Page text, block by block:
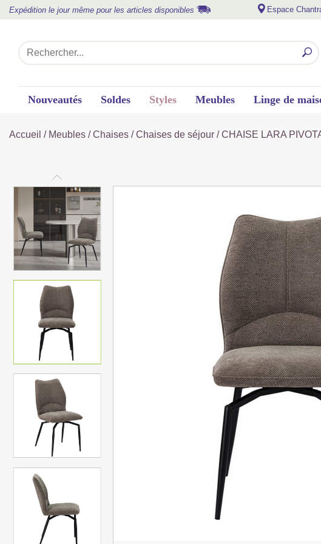
Expédition le jour même pour les articles disponibles Espace
Nouveautés Soldes Styles Meubles Linge de
Accueil / Meubles /Chaises /Chaises de séjour / CHAISE LARA